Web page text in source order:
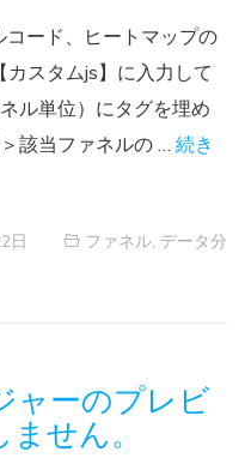
ード、ヒートマップの
スタムjs】に入力して
ル単位）にタグを埋め
該当ファネルの … 続き
日 ファネル データ分
ャーのプレビ
せん。